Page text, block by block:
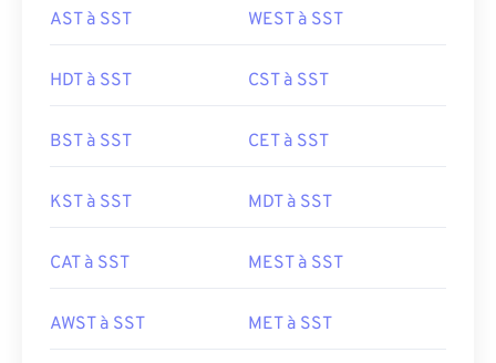
AST à SST WEST à SST
HDT à SST CST à SST
BST à SST CET à SST
KST à SST MDT à SST
CAT à SST MEST à SST
AWST à SST MET à SST